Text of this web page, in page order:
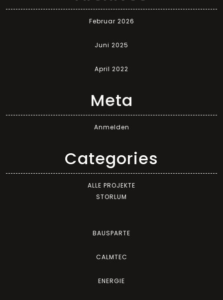
Februar 2026
Juni 2025
April 2022
Meta
Anmelden
Categories
ALLE PROJEKTE
STORLUM
BAUSPARTE
CALMTEC
ENERGIE